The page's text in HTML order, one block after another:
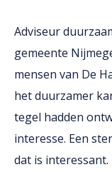
Adviseur
gemeente
mensen van De
het duurzamer
tegel hadden
interesse. Een
dat is